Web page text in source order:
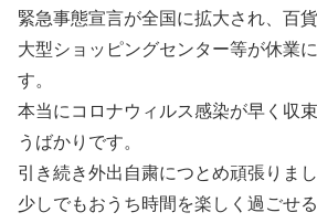
緊急事態宣言が全国に拡大され、百
大型ショッピングセンター等が休業
す。
本当にコロナウィルス感染が早く収
うばかりです。
引き続き外出自粛につとめ頑張りまし
少しでもおうち時間を楽しく過ごせ